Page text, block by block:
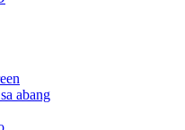
abang